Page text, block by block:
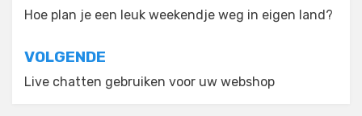
navigatie
Hoe plan je een leuk weekendje weg in eigen land?
VOLGENDE
Live chatten gebruiken voor uw webshop